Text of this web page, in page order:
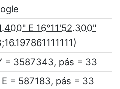
E 16°11'52.300"
= 3587343, pás = 33
= 587183, pás = 33